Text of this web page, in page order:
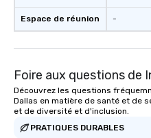
Espace de réunion -
Foire aux questions de
Découvrez les questions
Dallas en matière de santé et de
et de diversité et d'inclusion.
PRATIQUES DURABLES